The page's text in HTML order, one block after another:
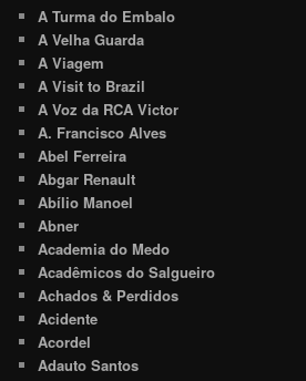
A Turma do Embalo
A Velha Guarda
A Viagem
A Visit to Brazil
A Voz da RCA Victor
A. Francisco Alves
Abel Ferreira
Abgar Renault
Abílio Manoel
Abner
Academia do Medo
Acadêmicos do Salgueiro
Achados & Perdidos
Acidente
Acordel
Adauto Santos